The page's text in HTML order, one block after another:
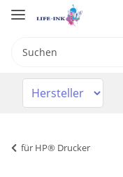
für HP® Drucker